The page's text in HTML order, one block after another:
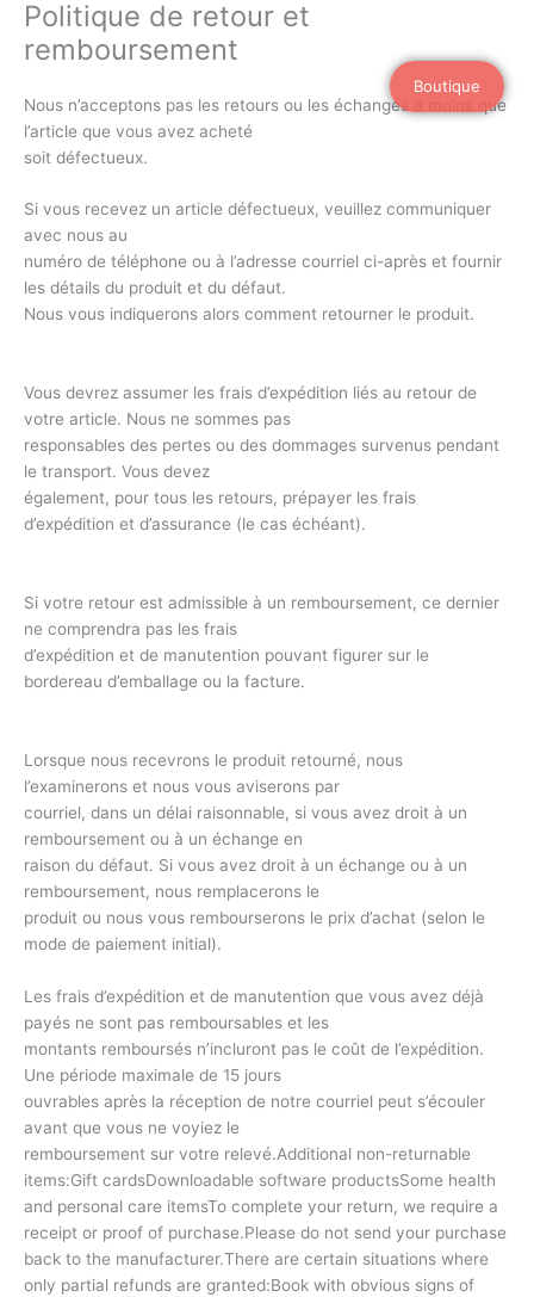
Aller
contenu
Boutique
Politique de retour et
remboursement
Nous n’acceptons pas les retours ou les échanges à moins que
l’article que vous avez acheté
soit défectueux.
Si vous recevez un article défectueux, veuillez communiquer
avec nous au
numéro de téléphone ou à l’adresse courriel ci-après et fournir
les détails du produit et du défaut.
Nous vous indiquerons alors comment retourner le produit.
Vous devrez assumer les frais d’expédition liés au retour de
votre article. Nous ne sommes pas
responsables des pertes ou des dommages survenus pendant
le transport. Vous devez
également, pour tous les retours, prépayer les frais
d’expédition et d’assurance (le cas échéant).
Si votre retour est admissible à un remboursement, ce dernier
ne comprendra pas les frais
d’expédition et de manutention pouvant figurer sur le
bordereau d’emballage ou la facture.
Lorsque nous recevrons le produit retourné, nous
l’examinerons et nous vous aviserons par
courriel, dans un délai raisonnable, si vous avez droit à un
remboursement ou à un échange en
raison du défaut. Si vous avez droit à un échange ou à un
remboursement, nous remplacerons le
produit ou nous vous rembourserons le prix d’achat (selon le
mode de paiement initial).
Les frais d’expédition et de manutention que vous avez déjà
payés ne sont pas remboursables et les
montants remboursés n’incluront pas le coût de l’expédition.
Une période maximale de 15 jours
ouvrables après la réception de notre courriel peut s’écouler
avant que vous ne voyiez le
remboursement sur votre relevé.Additional non-returnable
items:Gift cardsDownloadable software productsSome health
and personal care itemsTo complete your return, we require a
receipt or proof of purchase.Please do not send your purchase
back to the manufacturer.There are certain situations where
only partial refunds are granted:Book with obvious signs of